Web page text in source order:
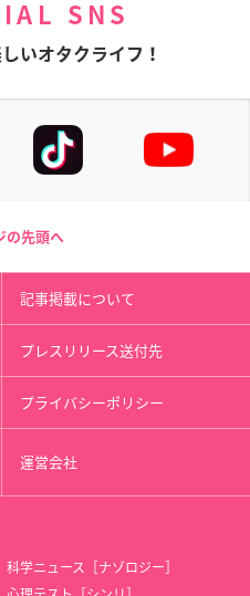
SNS
いオタクライフ！
の先頭へ
記事掲載について
プレスリリース送付先
プライバシーポリシー
運営会社
科学ニュース［ナゾロジー］